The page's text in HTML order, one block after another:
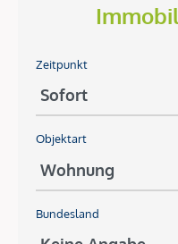
Zeitpunkt
Objektart
Bundesland